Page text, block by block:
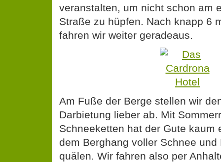
veranstalten, um nicht schon am
Straße zu hüpfen. Nach knapp 6
fahren wir weiter geradeaus.
Am Fuße der Berge stellen wir
Darbietung lieber ab. Mit
Schneeketten hat der Gute kaum
dem Berghang voller Schnee und
quälen. Wir fahren also per